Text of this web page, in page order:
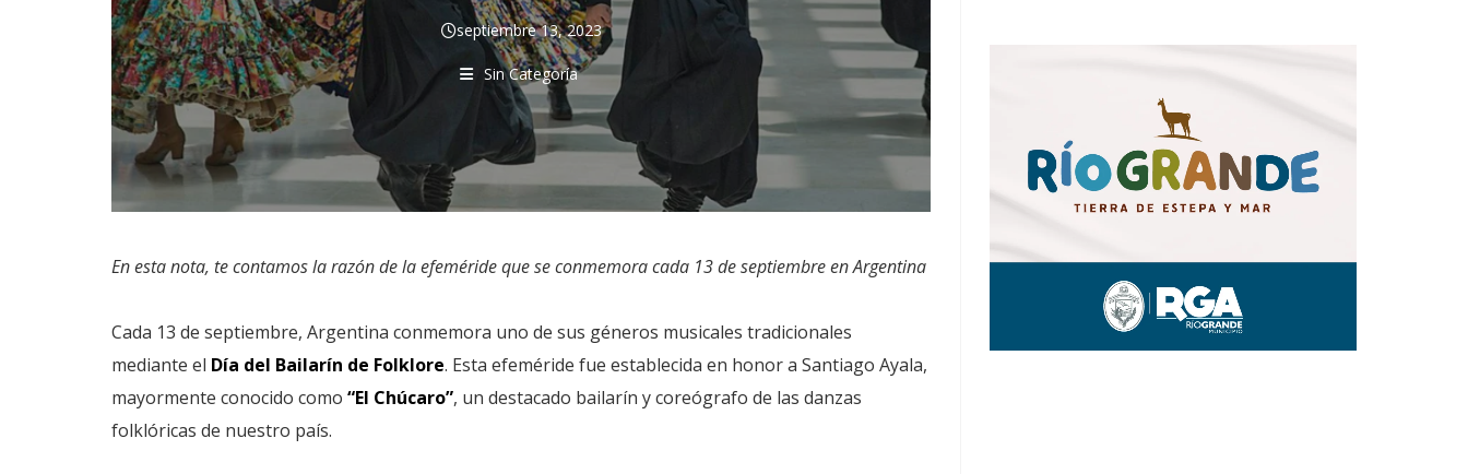
septiembre 13, 2023
Sin Categoría
En esta nota, te contamos la razón de la efeméride que se conmemora cada 13 de septiembre en Argentina
Cada 13 de septiembre, Argentina conmemora uno de sus géneros musicales tradicionales
mediante el Día del Bailarín de Folklore. Esta efeméride fue establecida en honor a Santiago Ayala,
mayormente conocido como “El Chúcaro”, un destacado bailarín y coreógrafo de las danzas
folklóricas de nuestro país.